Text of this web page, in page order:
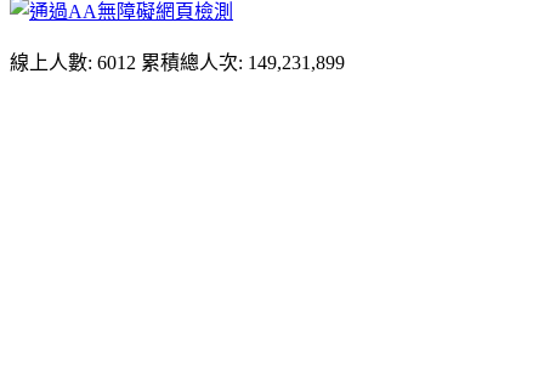
線上人數: 6012 累積總人次: 149,231,899